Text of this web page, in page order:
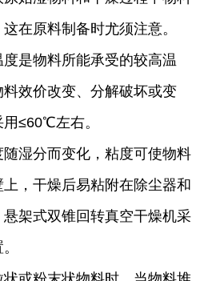
在原料制备时尤须注意。
是物料所能承受的较高温
效价改变、分解破坏或变
≤60℃左右。
湿分而变化，粘度可使物料
，干燥后易粘附在除尘器和
架式双锥回转真空干燥机采